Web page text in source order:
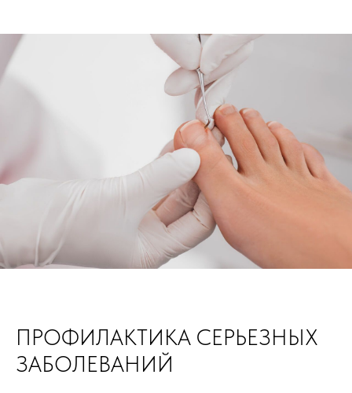
ПРОФИЛАКТИКА СЕРЬЕЗНЫХ
ЗАБОЛЕВАНИЙ